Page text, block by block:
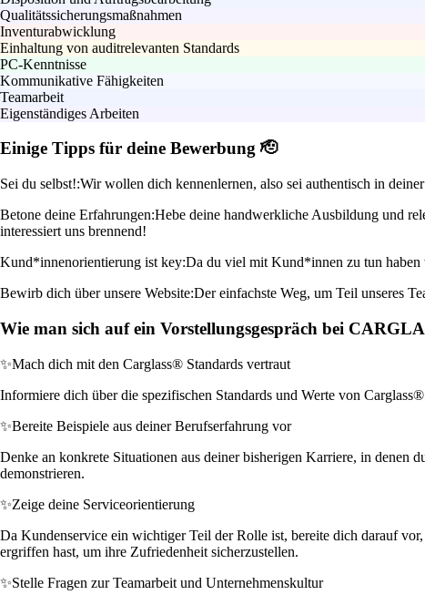
Qualitätssicherungsmaßnahmen
Inventurabwicklung
Einhaltung von auditrelevanten Standards
PC-Kenntnisse
Kommunikative Fähigkeiten
Teamarbeit
Eigenständiges Arbeiten
Einige Tipps für deine Bewerbung 🫡
Sei du selbst!:Wir wollen dich kennenlernen, also sei authentisch in
Betone deine Erfahrungen:Hebe deine handwerkliche Ausbildung und
interessiert uns brennend!
Kund*innenorientierung ist key:Da du viel mit Kund*innen zu tun haben
Bewirb dich über unsere Website:Der einfachste Weg, um Teil unseres
Wie man sich auf ein Vorstellungsgespräch bei
✨Mach dich mit den Carglass® Standards vertraut
Informiere dich über die spezifischen Standards und Werte von
✨Bereite Beispiele aus deiner Berufserfahrung vor
Denke an konkrete Situationen aus deiner bisherigen Karriere, in denen
demonstrieren.
✨Zeige deine Serviceorientierung
Da Kundenservice ein wichtiger Teil der Rolle ist, bereite dich darauf
ergriffen hast, um ihre Zufriedenheit sicherzustellen.
✨Stelle Fragen zur Teamarbeit und Unternehmenskultur